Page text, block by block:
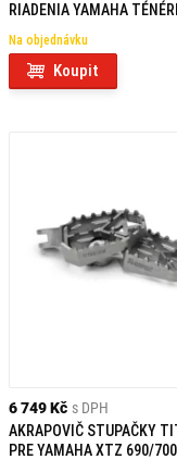
RIADENIA YAMAHA
Na objednávku
Koupit
6 749 Kč s DPH
AKRAPOVIČ STUPAČKY
PRE YAMAHA XTZ 690/700